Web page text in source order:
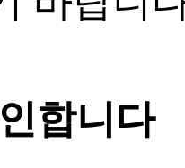
합니다